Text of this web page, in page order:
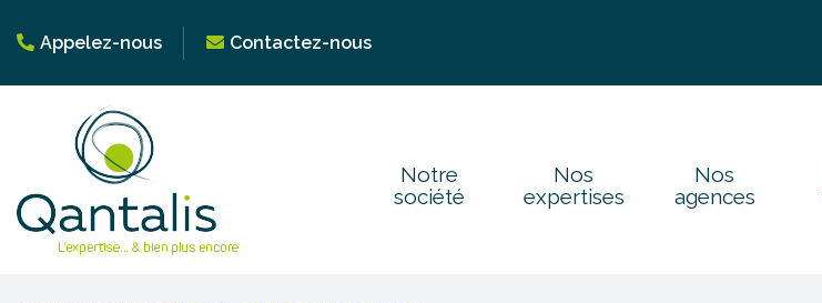
Appelez-nous Contactez-nous
Notre
société
Nos
expertises
Nos
agences